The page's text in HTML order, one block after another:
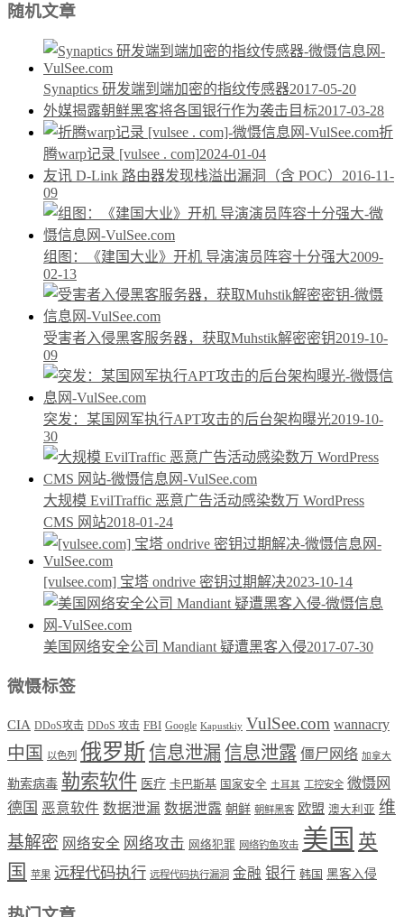
随机文章
Synaptics 研发端到端加密的指纹传感器2017-05-20
外媒揭露朝鲜黑客将各国银行作为袭击目标2017-03-28
折
腾warp记录 [vulsee . com]2024-01-04
友讯 D-Link 路由器发现栈溢出漏洞（含 POC） 2016-11-
09
组图：《建国大业》开机 导演演员阵容十分强大2009-
02-13
受害者入侵黑客服务器，获取Muhstik解密密钥2019-10-
09
突发：某国网军执行APT攻击的后台架构曝光2019-10-
30
大规模 EvilTraffic 恶意广告活动感染数万 WordPress
CMS 网站2018-01-24
[vulsee.com] 宝塔 ondrive 密钥过期解决2023-10-14
美国网络安全公司 Mandiant 疑遭黑客入侵2017-07-30
微慑标签
CIA DDoS攻击 DDoS 攻击 FBI Google Kapustkiy VulSee.com wannacry
中国 以色列 俄罗斯信息泄漏信息泄露 僵尸网络 加拿大
勒索病毒 勒索软件 医疗 卡巴斯基 国家安全 土耳其 工控安全 微慑网
德国 恶意软件 数据泄漏 数据泄露 朝鲜 朝鲜黑客 欧盟 澳大利亚 维
基解密 网络安全 网络攻击 网络犯罪 网络钓鱼攻击 美国 英
国
苹果 远程代码执行 远程代码执行漏洞 金融 银行 韩国 黑客入侵